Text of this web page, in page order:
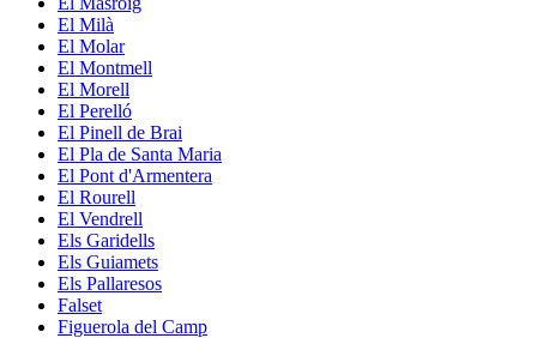
El Milà
El Molar
El Montmell
El Morell
El Perelló
El Pinell de Brai
El Pla de Santa Maria
El Pont d'Armentera
El Rourell
El Vendrell
Els Garidells
Els Guiamets
Els Pallaresos
Falset
Figuerola del Camp